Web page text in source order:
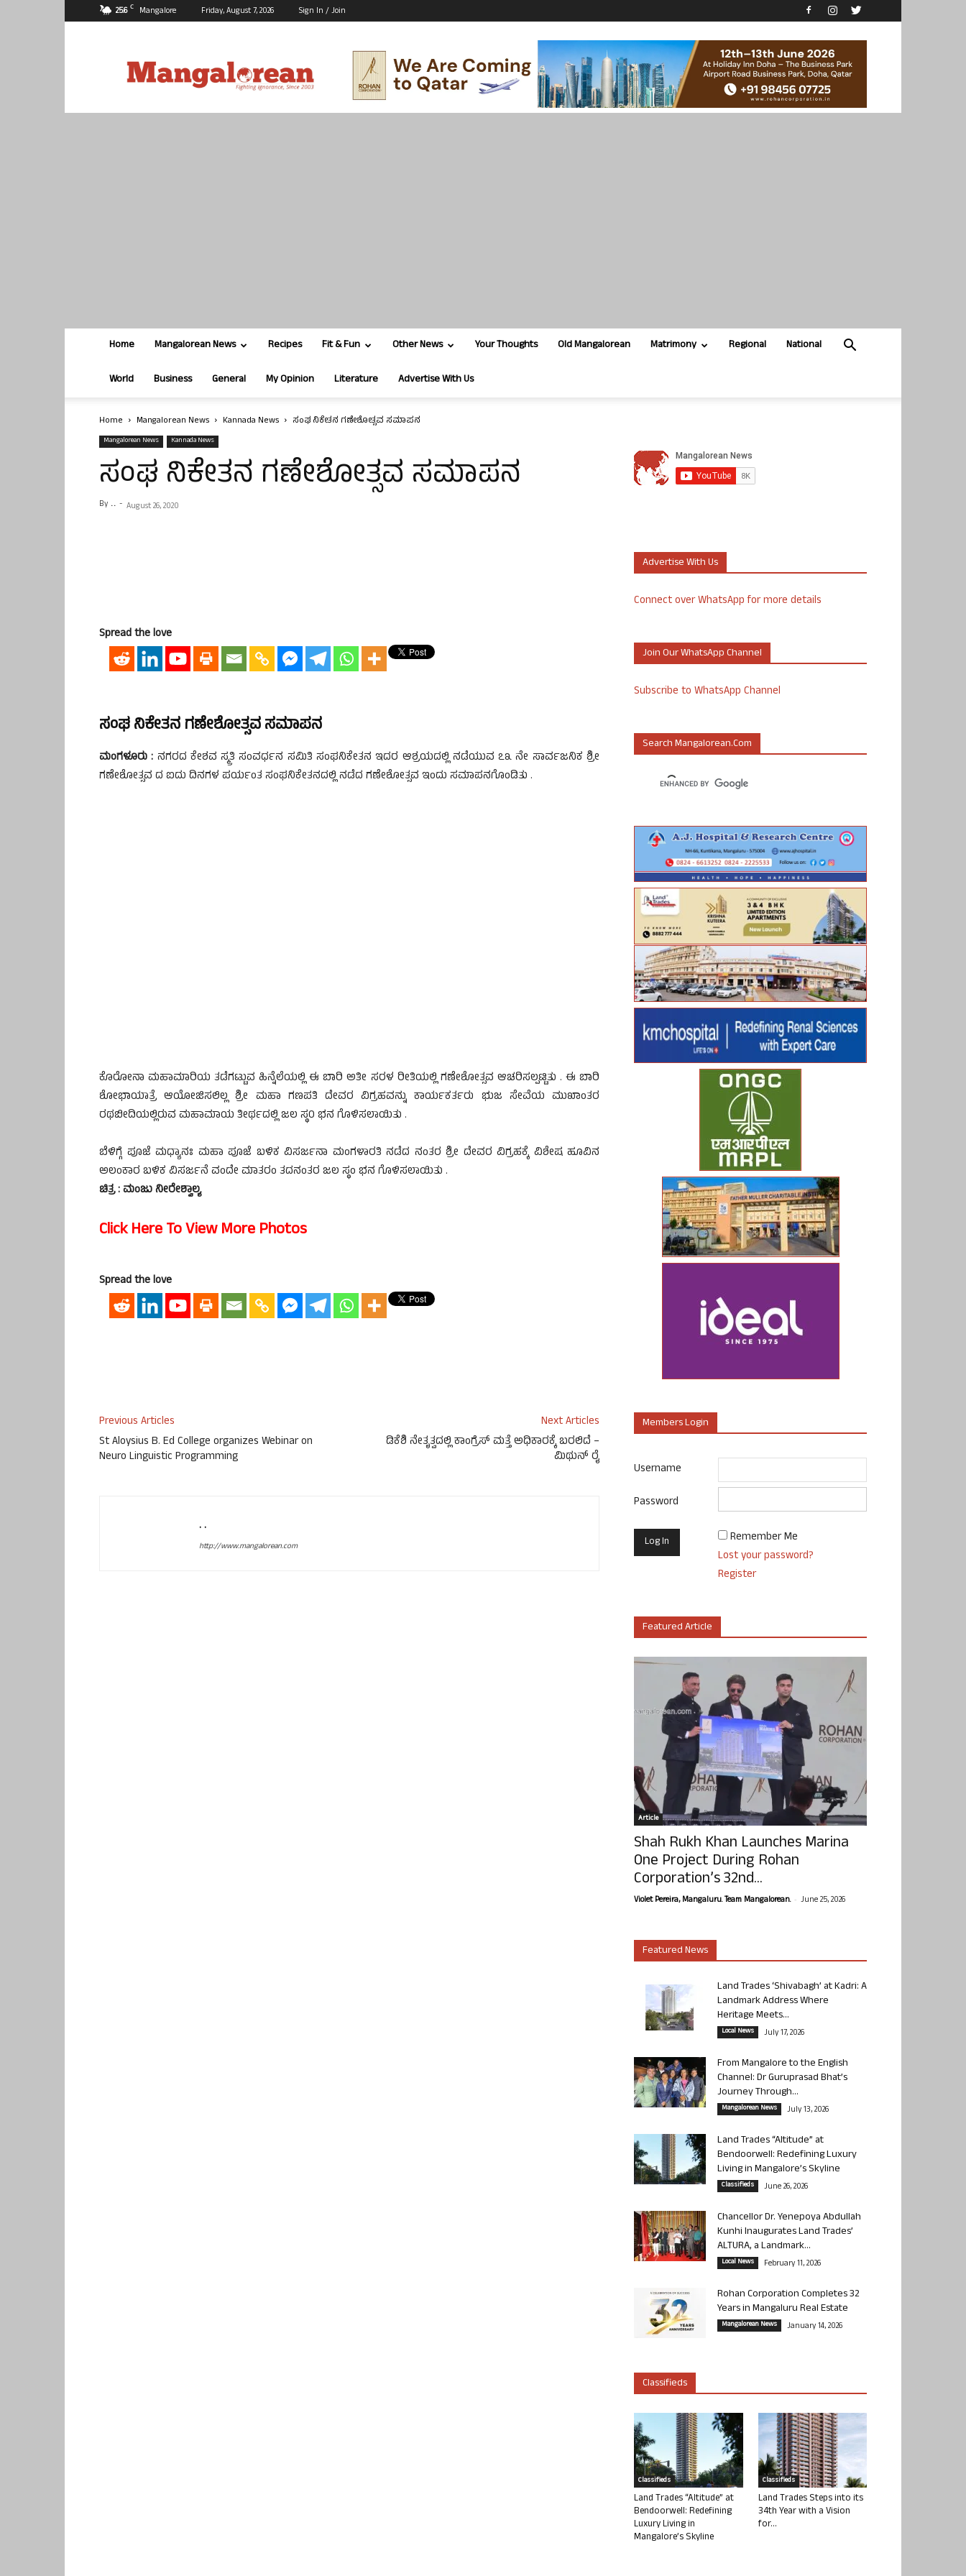
25.6 C Mangalore Friday, August 7, 2026 Sign In / Join
Home Mangalorean News Recipes Fit & Fun Other News Your Thoughts Old Mangalorean Matrimony Regional National
World Business General My Opinion Literature Advertise With Us
Home Mangalorean News Kannada News ಸಂಘ ನಿಕೇತನ ಗಣೇಶೋತ್ಸವ ಸಮಾಪನ
Mangalorean News Kannada News
ಸಂಘ ನಿಕೇತನ ಗಣೇಶೋತ್ಸವ ಸಮಾಪನ
By . . - August 26, 2020
Spread the love
ಸಂಘ ನಿಕೇತನ ಗಣೇಶೋತ್ಸವ ಸಮಾಪನ
ಮಂಗಳೂರು : ನಗರದ ಕೇಶವ ಸ್ಮ್ರತಿ ಸಂವರ್ಧನ ಸಮಿತಿ ಸಂಘನಿಕೇತನ ಇದರ ಆಶ್ರಯದಲ್ಲಿ ನಡೆಯುವ ೭೩ ನೇ ಸಾರ್ವಜನಿಕ ಶ್ರೀ
ಗಣೇಶೋತ್ಸವ ದ ಐದು ದಿನಗಳ ಪರ್ಯಂತ ಸಂಘನಿಕೇತನದಲ್ಲಿ ನಡೆದ ಗಣೇಶೋತ್ಸವ ಇಂದು ಸಮಾಪನಗೊಂಡಿತು .
ಕೊರೋನಾ ಮಹಾಮಾರಿಯ ತಡೆಗಟ್ಟುವ ಹಿನ್ನೆಲೆಯಲ್ಲಿ ಈ ಬಾರಿ ಅತೀ ಸರಳ ರೀತಿಯಲ್ಲಿ ಗಣೇಶೋತ್ಸವ ಆಚರಿಸಲ್ಪಟ್ಟಿತು . ಈ ಬಾರಿ
ಶೋಭಾಯಾತ್ರೆ ಆಯೋಜಿಸಲಿಲ್ಲ ಶ್ರೀ ಮಹಾ ಗಣಪತಿ ದೇವರ ವಿಗ್ರಹವನ್ನು ಕಾರ್ಯಕರ್ತರು ಭುಜ ಸೇವೆಯ ಮುಖಾಂತರ
ರಥಬೀದಿಯಲ್ಲಿರುವ ಮಹಾಮಾಯ ತೀರ್ಥದಲ್ಲಿ ಜಲ ಸ್ಥ0 ಭನ ಗೊಳಿಸಲಾಯಿತು .
ಬೆಳಿಗ್ಗೆ ಪೂಜೆ ಮಧ್ಯಾನಃ ಮಹಾ ಪೂಜೆ ಬಳಿಕ ವಿಸರ್ಜನಾ ಮಂಗಳಾರತಿ ನಡೆದ ನಂತರ ಶ್ರೀ ದೇವರ ವಿಗ್ರಹಕ್ಕೆ ವಿಶೇಷ ಹೂವಿನ
ಅಲಂಕಾರ ಬಳಿಕ ವಿಸರ್ಜನೆ ವಂದೇ ಮಾತರಂ ತದನಂತರ ಜಲ ಸ್ಥo ಭನ ಗೊಳಿಸಲಾಯಿತು .
ಚಿತ್ರ : ಮಂಜು ನೀರೇಶ್ವಾಲ್ಯ
Click Here To View More Photos
Spread the love
Previous Articles
St Aloysius B. Ed College organizes Webinar on
Neuro Linguistic Programming
Next Articles
ಡಿಕೆಶಿ ನೇತೃತ್ವದಲ್ಲಿ ಕಾಂಗ್ರೆಸ್ ಮತ್ತೆ ಅಧಿಕಾರಕ್ಕೆ ಬರಲಿದೆ –
ಮಿಥುನ್ ರೈ
. .
http://www.mangalorean.com
Advertise With Us
Connect over WhatsApp for more details
Join Our WhatsApp Channel
Subscribe to WhatsApp Channel
Search Mangalorean.com
Members Login
Username
Password
Remember Me
Lost your password?
Register
Featured Article
Article
Shah Rukh Khan Launches Marina
One Project During Rohan
Corporation’s 32nd...
Violet Pereira, Mangaluru. Team Mangalorean. - June 25, 2026
Featured News
Land Trades ‘Shivabagh’ at Kadri: A
Landmark Address Where
Heritage Meets...
Local News July 17, 2026
From Mangalore to the English
Channel: Dr Guruprasad Bhat’s
Journey Through...
Mangalorean News July 13, 2026
Land Trades “Altitude” at
Bendoorwell: Redefining Luxury
Living in Mangalore’s Skyline
Classifieds June 26, 2026
Chancellor Dr. Yenepoya Abdullah
Kunhi Inaugurates Land Trades’
ALTURA, a Landmark...
Local News February 11, 2026
Rohan Corporation Completes 32
Years in Mangaluru Real Estate
Mangalorean News January 14, 2026
Classifieds
Classifieds
Land Trades “Altitude” at
Bendoorwell: Redefining
Luxury Living in
Mangalore’s Skyline
Classifieds
Land Trades Steps into its
34th Year with a Vision
for...